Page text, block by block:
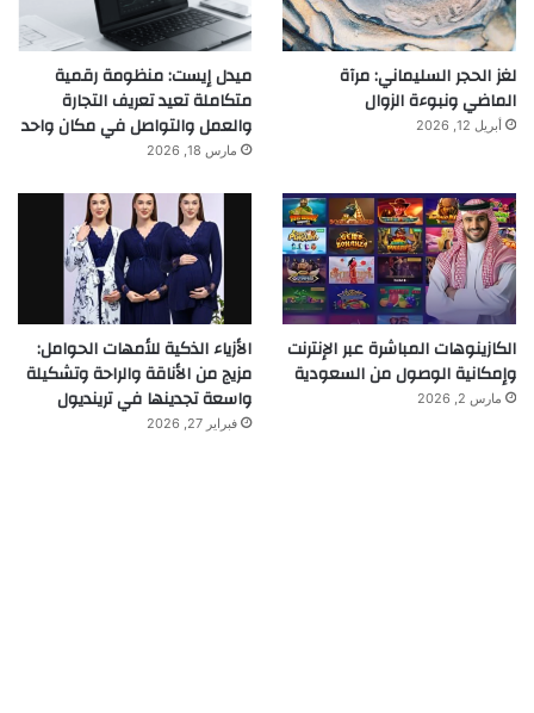
لغز الحجر السليماني: مرآة
الماضي ونبوءة الزوال
أبريل 12, 2026
ميدل إيست: منظومة رقمية
متكاملة تعيد تعريف التجارة
والعمل والتواصل في مكان واحد
مارس 18, 2026
الكازينوهات المباشرة عبر الإنترنت
وإمكانية الوصول من السعودية
مارس 2, 2026
الأزياء الذكية للأمهات الحوامل:
مزيج من الأناقة والراحة وتشكيلة
واسعة تجدينها في ترينديول
فبراير 27, 2026